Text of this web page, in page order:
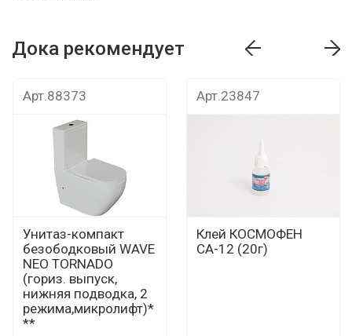
Дока рекомендует
Арт.88373
Унитаз-компакт
безободковый WAVE
NEO TORNADO
(гориз. выпуск,
нижняя подводка, 2
режима,микролифт)*
**
Арт.23847
Клей КОСМОФЕН
СА-12 (20г)
Дока рекомендует Дока